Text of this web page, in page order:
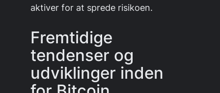
aktiver for at sprede risikoen.
Fremtidige
tendenser og
udviklinger inden